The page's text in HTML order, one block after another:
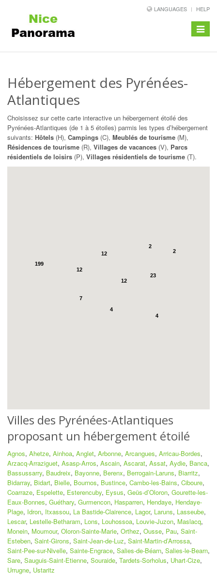
LANGUAGES HELP
Toggle
Hébergement des Pyrénées-
Atlantiques
Choisissez sur cette carte interactive un hébergement étoilé des
Pyrénées-Atlantiques (de 1 à 5 étoiles) parmis les types d’hébergement
suivants: Hôtels (H), Campings (C), Meublés de tourisme (M),
Résidences de tourisme (R), Villages de vacances (V), Parcs
résidentiels de loisirs (P), Villages résidentiels de tourisme (T).
23
199
12
4
4
7
12
12
2
2
Villes des Pyrénées-Atlantiques
proposant un hébergement étoilé
Agnos, Ahetze, Ainhoa, Anglet, Arbonne, Arcangues, Arricau-Bordes,
Arzacq-Arraziguet, Asasp-Arros, Ascain, Ascarat, Assat, Aydie, Banca,
Bassussarry, Baudreix, Bayonne, Berenx, Berrogain-Laruns, Biarritz,
Bidarray, Bidart, Bielle, Bournos, Bustince, Cambo-les-Bains, Ciboure,
Coarraze, Espelette, Esterencuby, Eysus, Geüs-d’Oloron, Gourette-les-
Eaux-Bonnes, Guéthary, Gurmencon, Hasparren, Hendaye, Hendaye-
Plage, Idron, Itxassou, La Bastide-Clairence, Lagor, Laruns, Lasseube,
Lescar, Lestelle-Betharam, Lons, Louhossoa, Louvie-Juzon, Maslacq,
Monein, Moumour, Oloron-Sainte-Marie, Orthez, Ousse, Pau, Saint-
Esteben, Saint-Girons, Saint-Jean-de-Luz, Saint-Martin-d’Arrossa,
Saint-Pee-sur-Nivelle, Sainte-Engrace, Salies-de-Béarn, Salies-le-Bearn,
Sare, Sauguis-Saint-Etienne, Souraide, Tardets-Sorholus, Uhart-Cize,
Urrugne, Ustaritz